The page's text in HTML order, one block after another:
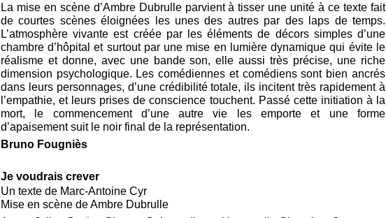
La mise en scène d’Ambre Dubrulle parvient à tisser une unité à ce texte fait
de courtes scènes éloignées les unes des autres par des laps de temps.
L’atmosphère vivante est créée par les éléments de décors simples d’une
chambre d’hôpital et surtout par une mise en lumière dynamique qui évite le
réalisme et donne, avec une bande son, elle aussi très précise, une riche
dimension psychologique. Les comédiennes et comédiens sont bien ancrés
dans leurs personnages, d’une crédibilité totale, ils incitent très rapidement à
l’empathie, et leurs prises de conscience touchent. Passé cette initiation à la
mort, le commencement d’une autre vie les emporte et une forme
d’apaisement suit le noir final de la représentation.
Bruno Fougniès
Je voudrais crever
Un texte de Marc-Antoine Cyr
Mise en scène de Ambre Dubrulle